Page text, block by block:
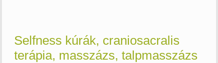
Selfness kúrák, craniosacralis
terápia, masszázs, talpmasszázs